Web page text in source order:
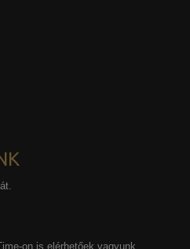
on is elérhetőek vagyunk.